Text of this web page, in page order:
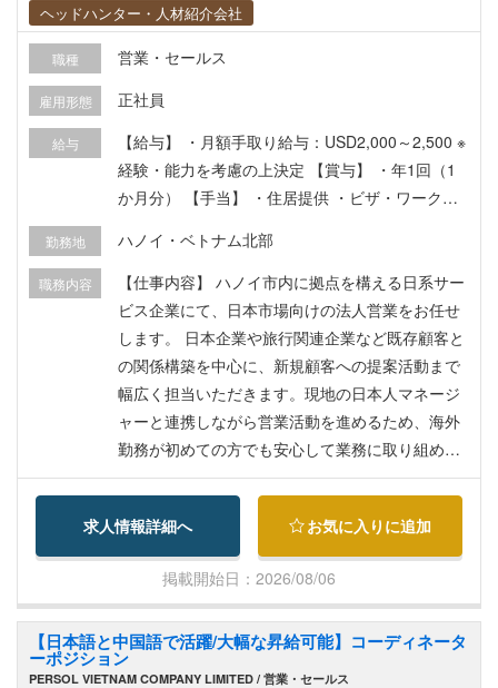
ヘッドハンター・人材紹介会社
職種 営業・セールス
雇用形態 正社員
給与
【給与】 ・月額手取り給与：USD2,000～2,500 ※
経験・能力を考慮の上決定 【賞与】 ・年1回（1
か月分） 【手当】 ・住居提供 ・ビザ・ワークパ
ーサービス 【福利厚生】 ・民間医療保険 ・ベト
ナム社会保険加入 ・健康診断 ・スポーツ施設利用
可
勤務地 ハノイ・ベトナム北部
職務内容
【仕事内容】 ハノイ市内に拠点を構える日系サー
ビス企業にて、日本市場向けの法人営業をお任せ
します。 日本企業や旅行関連企業など既存顧客と
の関係構築を中心に、新規顧客への提案活動まで
幅広く担当いただきます。現地の日本人マネージ
ャーと連携しながら営業活動を進めるため、海外
勤務が初めての方でも安心して業務に取り組める
環境です。 具体的には、 ・日系法人顧客への営
業・フォローアップ ・日本市場向け新規顧客開拓
・法人契約・各種サービスの提案 ・顧客ニーズの
ヒアリングおよび提案資料作成 ・社内各部門との
調整業務 ・売上管理および営業報告 ・市場・競合
情報の収集 【募集背景】 日本企業からの需要拡大
に伴い、日本市場の営業体制強化を目的とした増
員募集です。 【魅力ポイント】 ・日本語を活かし
求人情報詳細へ お気に入りに追加
掲載開始日：2026/08/06
【日本語と中国語で活躍/大幅な昇給可能】コーディネータ
ーポジション
PERSOL VIETNAM COMPANY LIMITED / 営業・セールス